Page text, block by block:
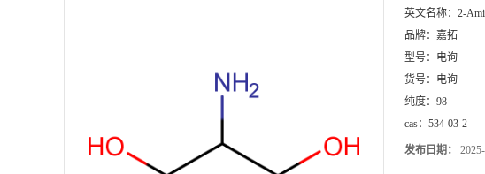
英文名称： 2-
品牌： 嘉拓
型号： 电询
货号： 电询
纯度： 98
cas： 534-03-2
发布日期：